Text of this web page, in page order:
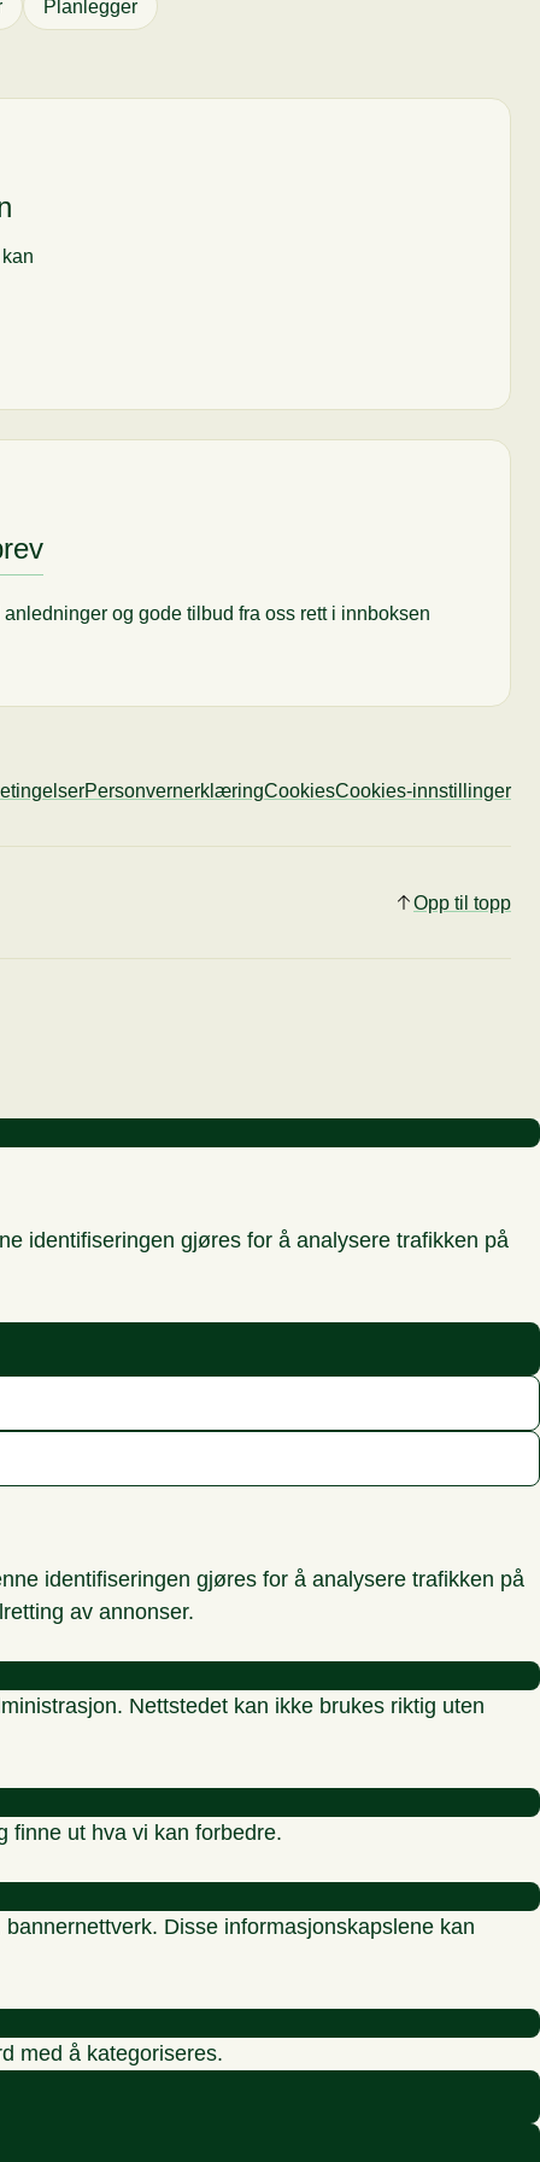
Planlegger
anledninger og gode tilbud fra oss rett i innboksen
PersonvernerklæringCookiesCookies-innstillinger
Opp til topp
identifiseringen gjøres for å analysere trafikken på
identifiseringen gjøres for å analysere trafikken på
av annonser.
Nettstedet kan ikke brukes riktig uten
finne ut hva vi kan forbedre.
Disse informasjonskapslene kan
med å kategoriseres.